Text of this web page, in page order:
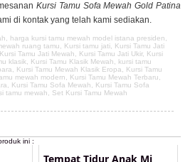
Kursi Tamu Sofa Mewah Gold Patina
di kontak yang telah kami sediakan.
harga kursi tamu mewah model istana presiden
ruang tamu Kursi tamu jati
Kursi Tamu Jati
Kursi Tamu Jati Mewah Kursi Tamu Jati Ukir, Kursi
klasik Kursi Tamu Klasik Mewah
kursi tamu
Kursi Tamu Mewah Klasik Eropa
Kursi Tamu
mewah modern Kursi Tamu Mewah Terbaru
Kursi Tamu Sofa Mewah
Kursi Tamu Sofa
tamu mewah Set Kursi Tamu Mewah
ini :
Tempat Tidur Anak Mi